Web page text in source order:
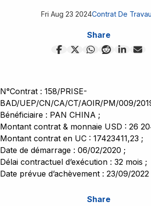
Contrats
Contrat des services
Fri Aug 23 2024Contrat De
Share
N°Contrat : 158/PRISE-
BAD/UEP/CN/CA/CT/AOIR/PM/009/
Bénéficiaire : PAN CHINA ;
Montant contrat & monnaie USD : 26
Montant contrat en UC : 17423411,23 ;
Date de démarrage : 06/02/2020 ;
Délai contractuel d’exécution : 32 mois ;
Date prévue d’achèvement : 23/09/2022
Share